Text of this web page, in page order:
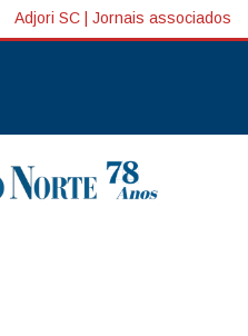
Adjori SC Jornais associados